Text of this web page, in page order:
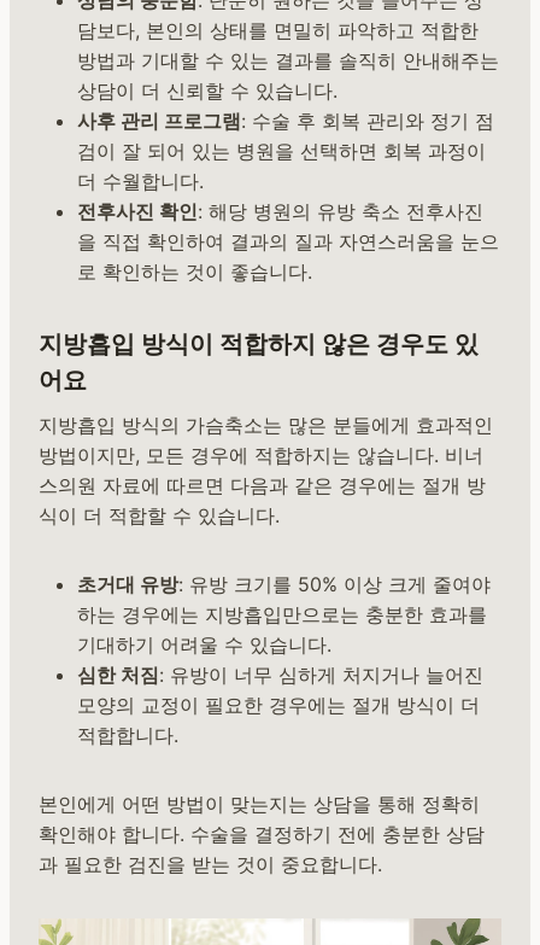
담보다, 본인의 상태를 면밀히 파악하고 적합한
방법과 기대할 수 있는 결과를 솔직히 안내해주는
상담이 더 신뢰할 수 있습니다.
사후 관리 프로그램: 수술 후 회복 관리와 정기 점
검이 잘 되어 있는 병원을 선택하면 회복 과정이
더 수월합니다.
전후사진 확인: 해당 병원의 유방 축소 전후사진
을 직접 확인하여 결과의 질과 자연스러움을 눈으
로 확인하는 것이 좋습니다.
지방흡입 방식이 적합하지 않은 경우도 있
어요
지방흡입 방식의 가슴축소는 많은 분들에게 효과적인
방법이지만, 모든 경우에 적합하지는 않습니다. 비너
스의원 자료에 따르면 다음과 같은 경우에는 절개 방
식이 더 적합할 수 있습니다.
초거대 유방: 유방 크기를 50% 이상 크게 줄여야
하는 경우에는 지방흡입만으로는 충분한 효과를
기대하기 어려울 수 있습니다.
심한 처짐: 유방이 너무 심하게 처지거나 늘어진
모양의 교정이 필요한 경우에는 절개 방식이 더
적합합니다.
본인에게 어떤 방법이 맞는지는 상담을 통해 정확히
확인해야 합니다. 수술을 결정하기 전에 충분한 상담
과 필요한 검진을 받는 것이 중요합니다.